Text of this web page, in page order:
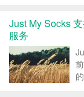
Just My Socks
服务